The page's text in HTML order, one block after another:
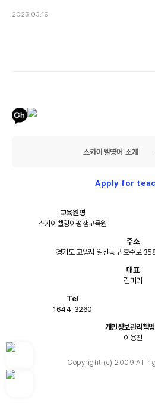
2025.03.19
스카이벨영어 소개
Apply for
교육원명
스카이벨영어평생교육원
주소
경기도 고양시 일산동구 호수로
대표
김미리
Tel
1644-3260
개인정보관리책
이용진
Copyright (c) 2009 All